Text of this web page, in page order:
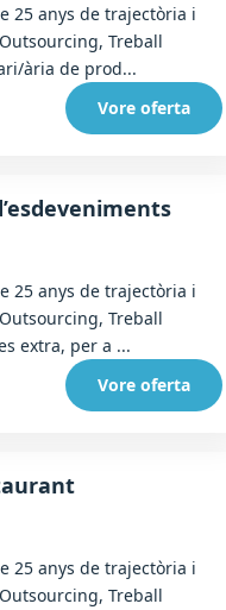
25 anys de trajectòria i
Treball
ària de prod...
Vore oferta
25 anys de trajectòria i
Treball
extra, per a ...
Vore oferta
25 anys de trajectòria i
Treball